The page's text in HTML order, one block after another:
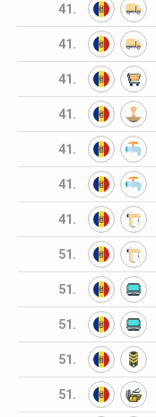
41.
41.
41.
41.
41.
41.
41.
51.
51.
51.
51.
51.